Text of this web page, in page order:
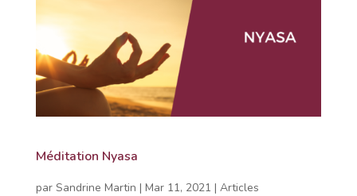
Méditation Nyasa
par Sandrine Martin | Mar 11, 2021 | Articles